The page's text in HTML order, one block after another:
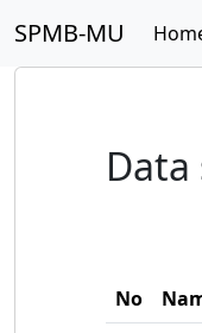
SPMB-MU
Data
No